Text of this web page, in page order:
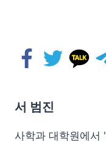
서 범진
사학과 대학원에서